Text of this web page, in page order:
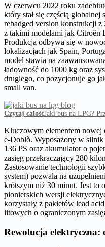
W czerwcu 2022 roku
który stał się częścią globalnej
rebadged version konstrukcji
z takimi modelami jak Citroën
Produkcja odbywa się w
lokalizacjach jak Spain,
model stawia na
ładowność do 1000 kg oraz
drugiego, co pozycjonuje go
small van.
Czytaj całośćJaki bus na LPG?
Kluczowym elementem nowej
e-Doblò. Wyposażony w
136 PS oraz akumulator o
zasięg przekraczający 280
Zastosowanie technologii
system) pozwala na
krótszym niż 30 minut. Jest to
pionierskich wersji
korzystały z pakietów lead
litowych o ograniczonym
Rewolucja elektryczna: